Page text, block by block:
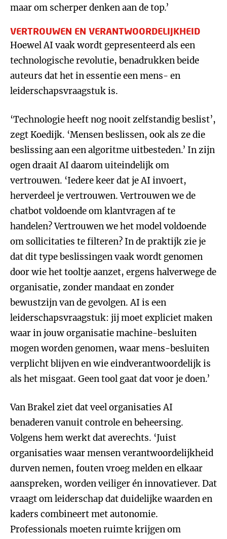
maar om scherper denken aan de top.’
VERTROUWEN EN VERANTWOORDELIJKHEID
Hoewel AI vaak wordt gepresenteerd als een
technologische revolutie, benadrukken beide
auteurs dat het in essentie een mens- en
leiderschapsvraagstuk is.
‘Technologie heeft nog nooit zelfstandig beslist’,
zegt Koedijk. ‘Mensen beslissen, ook als ze die
beslissing aan een algoritme uitbesteden.’ In zijn
ogen draait AI daarom uiteindelijk om
vertrouwen. ‘Iedere keer dat je AI invoert,
herverdeel je vertrouwen. Vertrouwen we de
chatbot voldoende om klantvragen af te
handelen? Vertrouwen we het model voldoende
om sollicitaties te filteren? In de praktijk zie je
dat dit type beslissingen vaak wordt genomen
door wie het tooltje aanzet, ergens halverwege de
organisatie, zonder mandaat en zonder
bewustzijn van de gevolgen. AI is een
leiderschapsvraagstuk: jij moet expliciet maken
waar in jouw organisatie machine-besluiten
mogen worden genomen, waar mens-besluiten
verplicht blijven en wie eindverantwoordelijk is
als het misgaat. Geen tool gaat dat voor je doen.’
Van Brakel ziet dat veel organisaties AI
benaderen vanuit controle en beheersing.
Volgens hem werkt dat averechts. ‘Juist
organisaties waar mensen verantwoordelijkheid
durven nemen, fouten vroeg melden en elkaar
aanspreken, worden veiliger én innovatiever. Dat
vraagt om leiderschap dat duidelijke waarden en
kaders combineert met autonomie.
Professionals moeten ruimte krijgen om